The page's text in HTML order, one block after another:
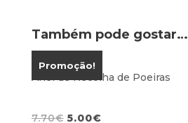
Também pode gostar…
Promoção!
Anel de Recolha de Poeiras
7.70€ O
5.00€O